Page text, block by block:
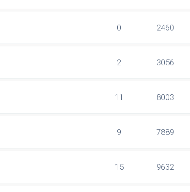
0 2460
2 3056
11 8003
9 7889
15 9632